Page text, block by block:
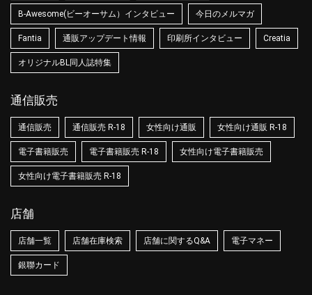
B-Awesome(ビーオーサム）インタビュー 今日のメルマガ
Fantia 通販アップデート情報 印刷所インタビュー Creatia
オリジナルBL同人誌特集
通信販売
通信販売 通信販売 R-18 女性向け通販 女性向け通販 R-18
電子書籍販売 電子書籍販売 R-18 女性向け電子書籍販売
女性向け電子書籍販売 R-18
店舗
店舗一覧 店舗在庫検索 店舗に関するQ&A 電子マネー
銀聯カード